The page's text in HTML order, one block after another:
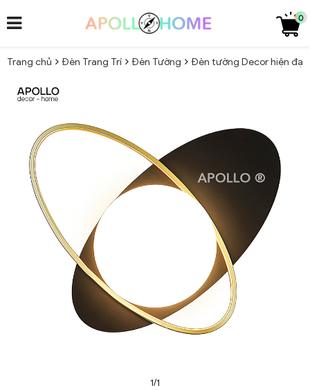
0
Trang chủ Đèn Trang Trí Đèn Tường Đèn tường Decor hiện đại
1/1